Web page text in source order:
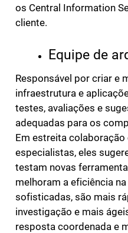
os Central Information
cliente.
Equipe de
Responsável por criar e
infraestrutura e
testes, avaliações e
adequadas para os
Em estreita
especialistas, eles
testam novas
melhoram a eficiência
sofisticadas, são mais
investigação e mais
resposta coordenada e